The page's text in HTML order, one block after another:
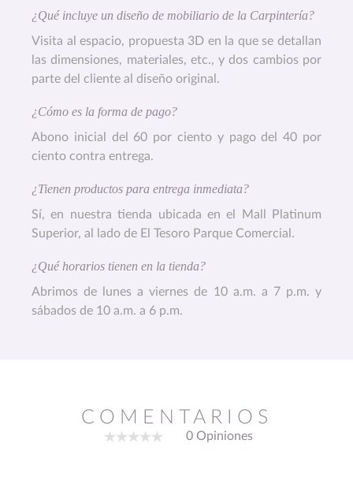
¿Qué incluye un diseño de mobiliario de la Carpintería?
Visita al espacio, propuesta 3D en la que se detallan
las dimensiones, materiales, etc., y dos cambios por
parte del cliente al diseño original.
¿Cómo es la forma de pago?
Abono inicial del 60 por ciento y pago del 40 por
ciento contra entrega.
¿Tienen productos para entrega inmediata?
Sí, en nuestra tienda ubicada en el Mall Platinum
Superior, al lado de El Tesoro Parque Comercial.
¿Qué horarios tienen en la tienda?
Abrimos de lunes a viernes de 10 a.m. a 7 p.m. y
sábados de 10 a.m. a 6 p.m.
COMENTARIOS
0 Opiniones